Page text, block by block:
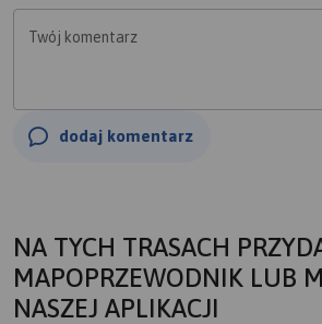
Twój komentarz
dodaj komentarz
NA TYCH TRASACH
MAPOPRZEWODNIK LUB
NASZEJ APLIKACJI